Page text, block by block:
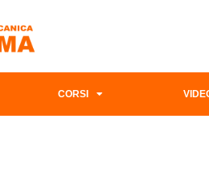
CORSI